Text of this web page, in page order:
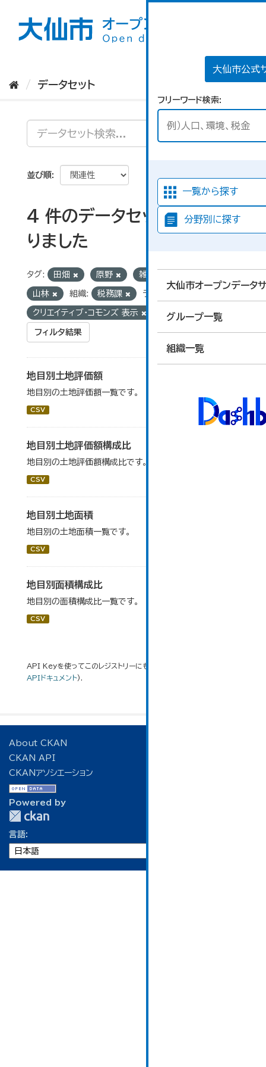
大仙市公式
フリーワード検索
一覧から探す
分野別に探す
大仙市オープンデータ
グループ一覧
組織一覧
データセット
並び順
4 件のデータセットが見つか
りました
タグ: 田畑 原野 雑種地
山林 組織: 税務課 ライセンス:
クリエイティブ・コモンズ 表示
フィルタ結果
地目別土地評価額
地目別の土地評価額一覧です。
CSV
地目別土地評価額構成比
地目別の土地評価額構成比です。
CSV
地目別土地面積
地目別の土地面積一覧です。
CSV
地目別面積構成比
地目別の面積構成比一覧です。
CSV
API Keyを使ってこのレジストリーにもアクセス可能です
APIドキュメント).
About CKAN
CKAN API
CKANアソシエーション
Powered by
言語